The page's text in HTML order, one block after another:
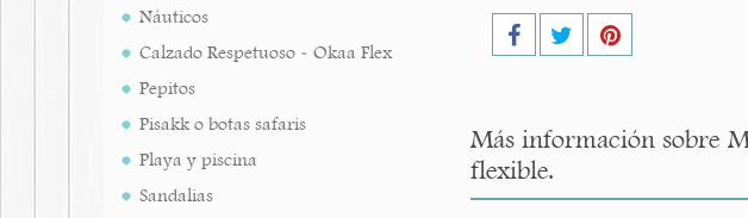
Náuticos
Calzado Respetuoso - Okaa Flex
Pepitos
Pisakk o botas safaris
Playa y piscina
Sandalias
Más información sobre
flexible.